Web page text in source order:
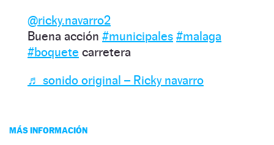
@ricky.navarro2
Buena acción #municipales #malaga
#boquete carretera
♬ sonido original – Ricky navarro
MÁS INFORMACIÓN